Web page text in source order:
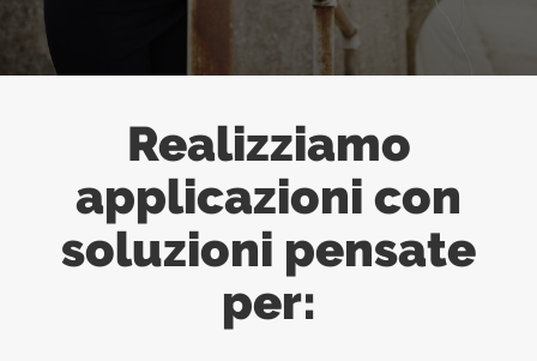
Realizziamo
applicazioni con
soluzioni pensate
per: